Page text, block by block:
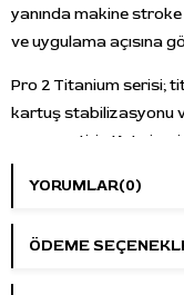
yanında makine stroke
ve uygulama açısına
Pro 2 Titanium serisi;
kartuş stabilizasyonu
araya getirir. Kutu
adet tek kullanımlık
Teknik Özellikler
Marka:Mast
YORUMLAR(0)
ÖDEME